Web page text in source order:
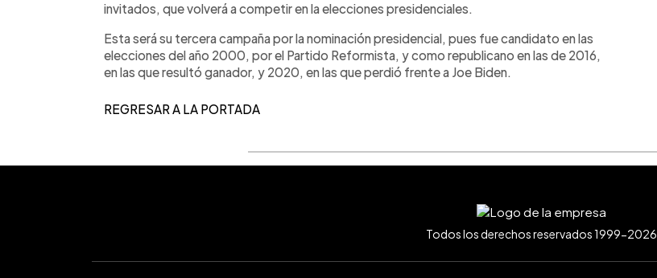
invitados, que volverá a competir en la elecciones presidenciales.
Esta será su tercera campaña por la nominación presidencial, pues fue candidato en las
elecciones del año 2000, por el Partido Reformista, y como republicano en las de 2016,
en las que resultó ganador, y 2020, en las que perdió frente a Joe Biden.
REGRESAR A LA PORTADA
Todos los derechos reservados 1999-2026